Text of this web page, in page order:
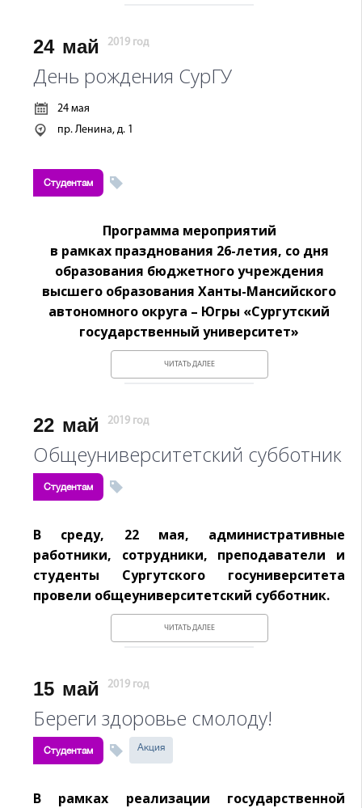
24 май 2019 год
День рождения СурГУ
24 мая
пр. Ленина, д. 1
Студентам
Программа мероприятий
в рамках празднования 26-летия, со дня
образования бюджетного учреждения
высшего образования Ханты-Мансийского
автономного округа – Югры «Сургутский
государственный университет»
ЧИТАТЬ ДАЛЕЕ
22 май 2019 год
Общеуниверситетский субботник
Студентам
В среду, 22 мая, административные
работники, сотрудники, преподаватели и
студенты Сургутского госуниверситета
провели общеуниверситетский субботник.
ЧИТАТЬ ДАЛЕЕ
15 май 2019 год
Береги здоровье смолоду!
Студентам Акция
В рамках реализации государственной